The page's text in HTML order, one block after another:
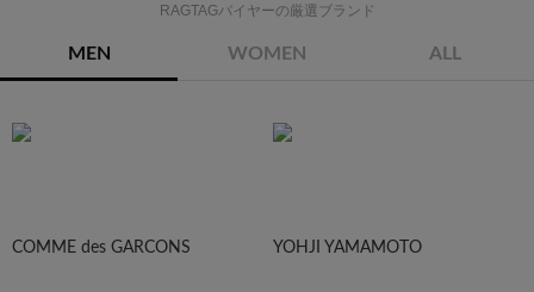
RAGTAGバイヤーの厳選ブランド
MEN WOMEN ALL
COMME des GARCONS YOHJI YAMAMOTO